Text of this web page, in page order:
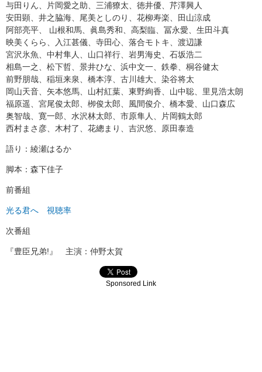
与田りん、片岡愛之助、三浦獠太、徳井優、芹澤興人
安田顕、井之脇海、尾美としのり、花柳寿楽、田山涼成
阿部亮平、 山根和馬、眞島秀和、高梨臨、冨永愛、生田斗真
映美くらら、入江甚儀、寺田心、落合モトキ、渡辺謙
宮沢氷魚、中村隼人、山口祥行、岩男海史、石坂浩二
相島一之、松下哲、景井ひな、浜中文一、鉄拳、桐谷健太
前野朋哉、稲垣来泉、橋本淳、古川雄大、染谷将太
岡山天音、矢本悠馬、山村紅葉、東野絢香、山中聡、里見浩太朗
福原遥、宮尾俊太郎、栁俊太郎、風間俊介、橋本愛、山口森広
奥智哉、寛一郎、水沢林太郎、市原隼人、片岡鶴太郎
西村まさ彦、木村了、花總まり、吉沢悠、原田泰造
語り：綾瀬はるか
脚本：森下佳子
前番組
光る君へ 視聴率
次番組
『豊臣兄弟!』 主演：仲野太賀
Sponsored Link